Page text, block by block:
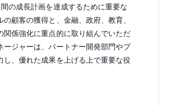
の成長計画を達成するために重要な
顧客の獲得と、金融、政府、教育、
係強化に重点的に取り組んでいただ
ジャーは、パートナー開発部門やプ
、優れた成果を上げる上で重要な役